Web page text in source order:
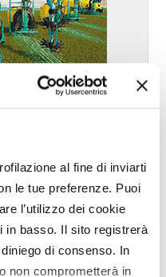
al fine di inviarti
le tue preferenze. Puoi
l’utilizzo dei cookie
in basso. Il sito registrerà
di consenso. In
non comprometterà in